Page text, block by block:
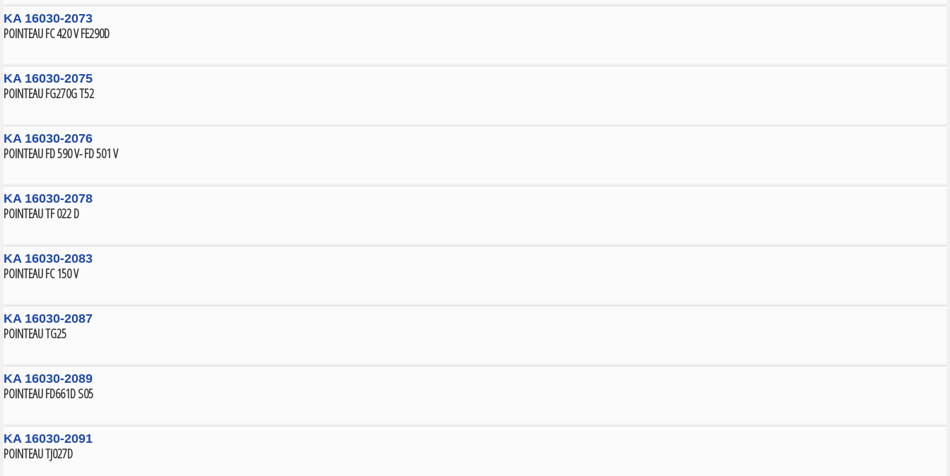
KA 16030-2073
POINTEAU FC 420 V FE290D
KA 16030-2075
POINTEAU FG270G T52
KA 16030-2076
POINTEAU FD 590 V- FD 501 V
KA 16030-2078
POINTEAU TF 022 D
KA 16030-2083
POINTEAU FC 150 V
KA 16030-2087
POINTEAU TG25
KA 16030-2089
POINTEAU FD661D S05
KA 16030-2091
POINTEAU TJ027D